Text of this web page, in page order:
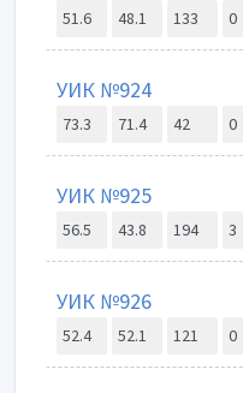
51.6 48.1 133 0
УИК №924
73.3 71.4 42 0
УИК №925
56.5 43.8 194 3
УИК №926
52.4 52.1 121 0